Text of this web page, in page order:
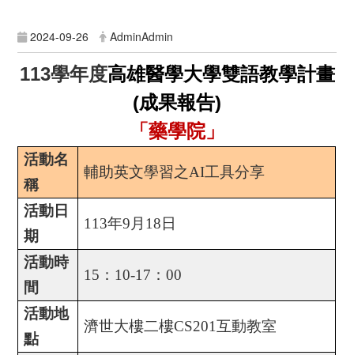
2024-09-26 AdminAdmin
113學年度高雄醫學大學雙語教學計畫
(成果報告)
「藥學院」
活動名
稱
輔助英文學習之AI工具分享
活動日
期
113年9 月 18 日
活動時
間
15 ： 10-17 ：00
活動地
點
濟世大樓二樓CS201互動教室